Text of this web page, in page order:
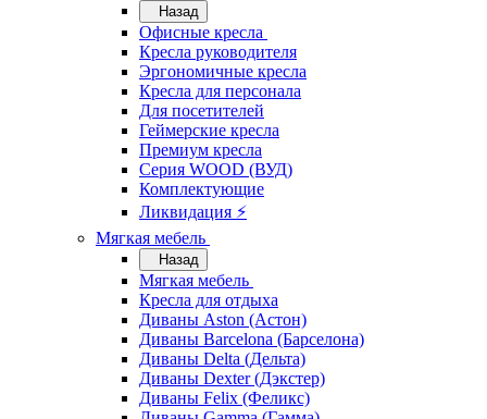
Назад
Офисные кресла
Кресла руководителя
Эргономичные кресла
Кресла для персонала
Для посетителей
Геймерские кресла
Премиум кресла
Серия WOOD (ВУД)
Комплектующие
Ликвидация ⚡
Мягкая мебель
Назад
Мягкая мебель
Кресла для отдыха
Диваны Aston (Астон)
Диваны Barcelona (Барселона)
Диваны Delta (Дельта)
Диваны Dexter (Дэкстер)
Диваны Felix (Феликс)